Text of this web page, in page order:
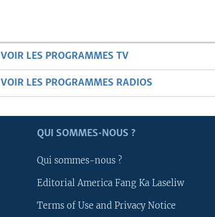
VOIR LES PROGRAMMES TV
VOIR LES PROGRAMMES RADIOS
QUI SOMMES-NOUS ?
Qui sommes-nous ?
Editorial America Fang Ka Laseliw
Terms of Use and Privacy Notice